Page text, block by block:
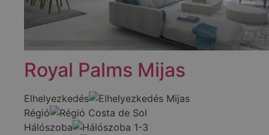
Royal Palms Mijas
Elhelyezkedés
Mijas
Régió
Costa de Sol
Hálószoba
1-3